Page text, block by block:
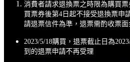
消費者請求退換票之時限為購買
買票券後第4日起不接受退換票申
請退票信件為準，退票需酌收票面
2023/5/18購買，退票截止日為
到的退票申請不再受理